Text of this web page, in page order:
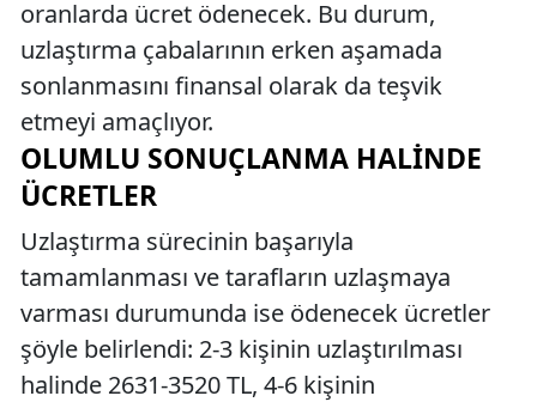
oranlarda ücret ödenecek. Bu durum,
uzlaştırma çabalarının erken aşamada
sonlanmasını finansal olarak da teşvik
etmeyi amaçlıyor.
OLUMLU SONUÇLANMA HALINDE
ÜCRETLER
Uzlaştırma sürecinin başarıyla
tamamlanması ve tarafların uzlaşmaya
varması durumunda ise ödenecek ücretler
şöyle belirlendi: 2-3 kişinin uzlaştırılması
halinde 2631-3520 TL, 4-6 kişinin